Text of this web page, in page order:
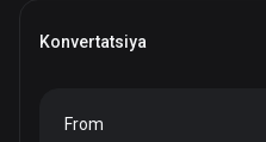
Konvertatsiya
From